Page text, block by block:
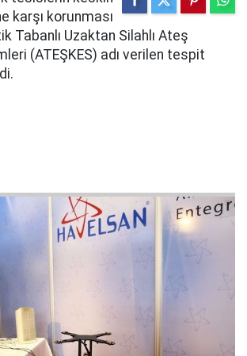
karşı korunması
Tabanlı Uzaktan Silahlı Ateş
(ATEŞKES) adı verilen tespit